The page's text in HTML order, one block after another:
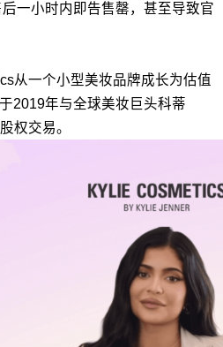
一小时内即告售罄，甚至导致官
从一个小型美妆品牌成长为估值
2019年与全球美妆巨头科蒂
权交易。